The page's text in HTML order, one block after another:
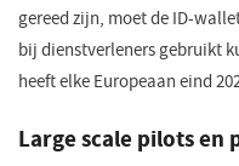
gereed zijn, moet de ID-
bij dienstverleners gebruikt
heeft elke Europeaan eind
Large scale pilots en